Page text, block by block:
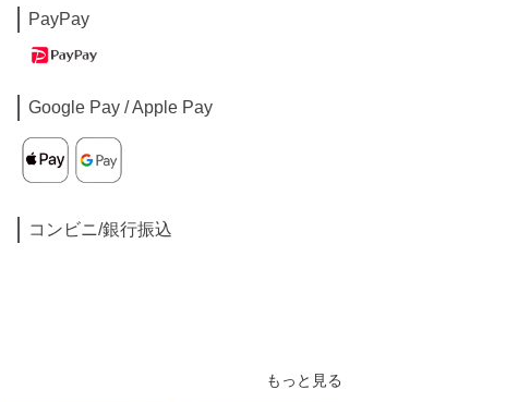
PayPay
Google Pay / Apple Pay
コンビニ/銀行振込
もっと見る